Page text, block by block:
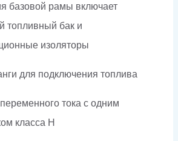
базовой рамы включает
топливный бак и
изоляторы
для подключения топлива
тока с одним
класса H